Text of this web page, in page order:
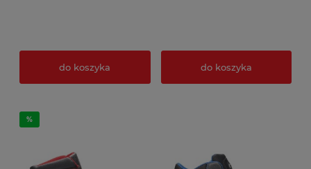
do koszyka do koszyka